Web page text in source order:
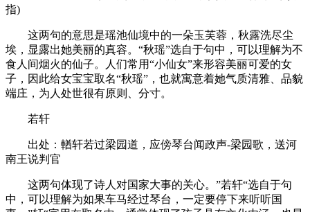
指)
这两句的意思是瑶池仙境中的一朵玉芙蓉，秋露洗尽尘
埃，显露出她美丽的真容。“秋瑶”选自于句中，可以理解为不
食人间烟火的仙子。人们常用“小仙女”来形容美丽可爱的女
子，因此给女宝宝取名“秋瑶”，也就寓意着她气质清雅、品貌
端庄，为人处世很有原则、分寸。
若轩
出处：輶轩若过梁园道，应傍琴台闻政声-梁园歌，送河
南王说判官
这两句体现了诗人对国家大事的关心。”若轩“选自于句
中，可以理解为如果车马经过琴台，一定要停下来听听国